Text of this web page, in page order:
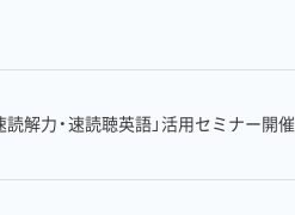
解力・速読聴英語」活用セミナー開催